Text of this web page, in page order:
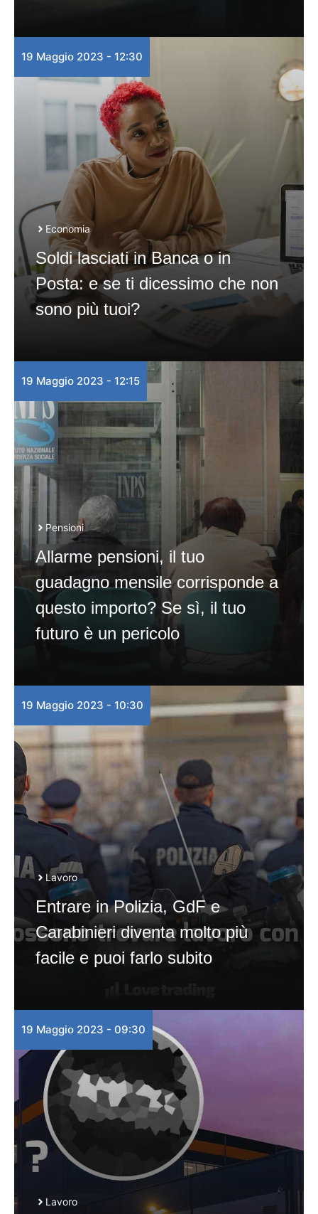
19 Maggio 2023 - 12:30
Economia
Soldi lasciati in Banca o in
Posta: e se ti dicessimo che non
sono più tuoi?
19 Maggio 2023 - 12:15
Pensioni
Allarme pensioni, il tuo
guadagno mensile corrisponde a
questo importo? Se sì, il tuo
futuro è un pericolo
19 Maggio 2023 - 10:30
Lavoro
Entrare in Polizia, GdF e
Carabinieri diventa molto più
facile e puoi farlo subito
19 Maggio 2023 - 09:30
Lavoro